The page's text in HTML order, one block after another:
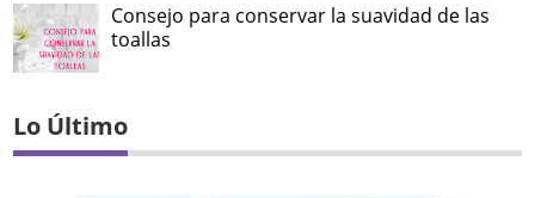
Consejo para conservar la suavidad de las
toallas
Lo Último